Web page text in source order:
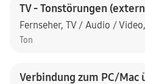
TV - Tonstörungen
Fernseher, TV / Audio / Video,
Ton
Verbindung zum PC/Mac